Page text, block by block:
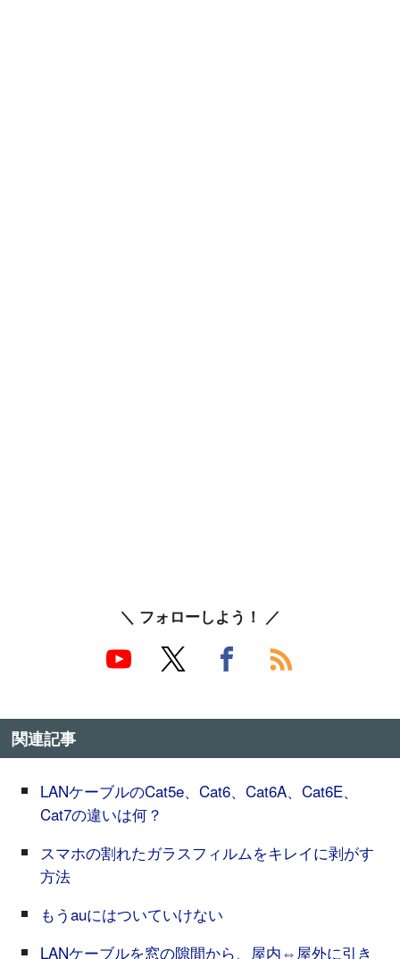
＼ フォローしよう！ ／
関連記事
LANケーブルのCat5e、Cat6、Cat6A、Cat6E、
Cat7の違いは何？
スマホの割れたガラスフィルムをキレイに剥がす
方法
もうauにはついていけない
LANケーブルを窓の隙間から、屋内⇔屋外に引き